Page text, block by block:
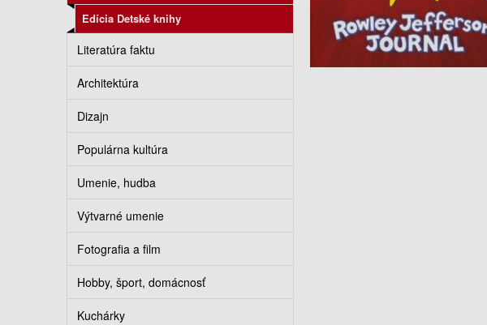
Edícia Detské knihy
Literatúra faktu
Architektúra
Dizajn
Populárna kultúra
Umenie, hudba
Výtvarné umenie
Fotografia a film
Hobby, šport, domácnosť
Kuchárky